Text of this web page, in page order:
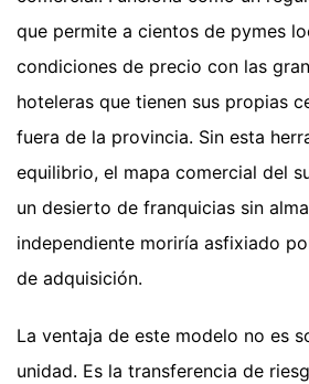
que permite a cientos de pymes
condiciones de precio con las
hoteleras que tienen sus propias
fuera de la provincia. Sin esta
equilibrio, el mapa comercial del
un desierto de franquicias sin
independiente moriría asfixiado
de adquisición.
La ventaja de este modelo no es
unidad. Es la transferencia de